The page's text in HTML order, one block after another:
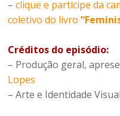
–clique e participe da
coletivo do livro
Créditos do episódio:
– Produção geral,
Lopes
– Arte e Identidade